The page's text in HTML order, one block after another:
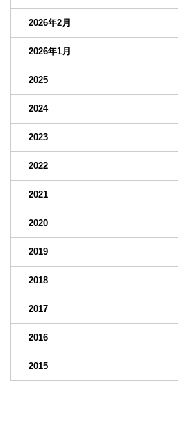
2026年2月
2026年1月
2025
2024
2023
2022
2021
2020
2019
2018
2017
2016
2015